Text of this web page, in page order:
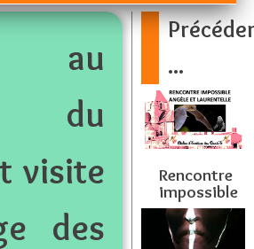
au
du
visite
des
...
Rencontre
impossible